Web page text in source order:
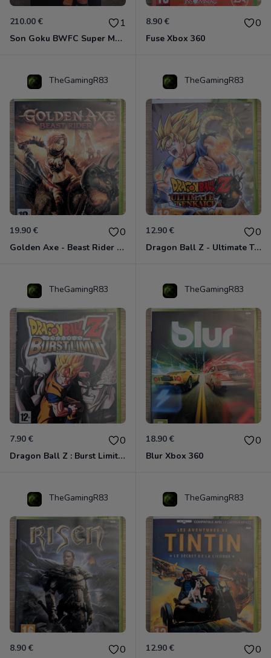
210.00 € 1
Son Goku BWFC Super Master Stars
8.90 € 0
Fuse Xbox 360
TheGamingR83
19.90 € 0
Golden Axe - Beast Rider Xbox 360
TheGamingR83
12.90 € 0
Dragon Ball Z - Ultimate Tenkaichi Xbox 360
TheGamingR83
7.90 € 0
Dragon Ball Z : Burst Limit Xbox 360
TheGamingR83
18.90 € 0
Blur Xbox 360
TheGamingR83
8.90 € 0
TheGamingR83
12.90 € 0